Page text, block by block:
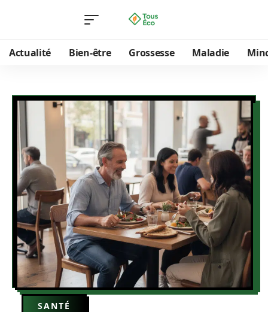
Actualité Bien-être Grossesse Maladie
SANTÉ